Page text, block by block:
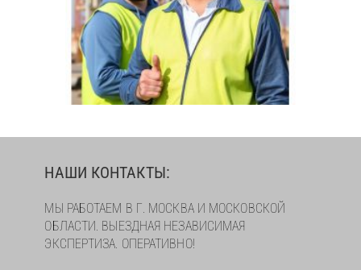
НАШИ КОНТАКТЫ:
МЫ РАБОТАЕМ В Г. МОСКВА И МОСКОВСКОЙ
ОБЛАСТИ. ВЫЕЗДНАЯ НЕЗАВИСИМАЯ
ЭКСПЕРТИЗА. ОПЕРАТИВНО!